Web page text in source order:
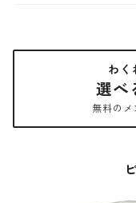
わく
選べ
無料のメ